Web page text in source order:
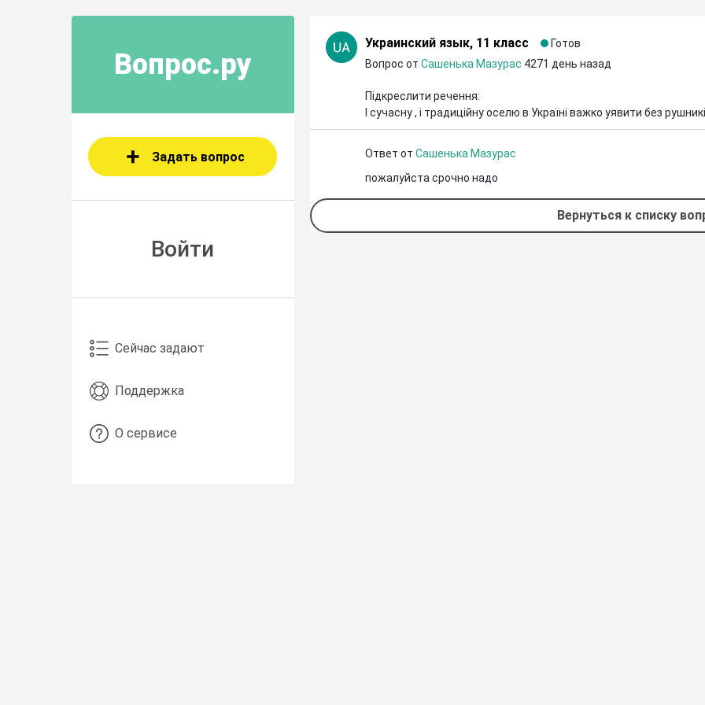
Вопрос.ру
Задать вопрос
Войти
Сейчас задают
Поддержка
О сервисе
Украинский язык, 11 класс
Готов
Вопрос от Сашенька Мазурас 4271 день назад
Підкреслити речення:
І сучасну , і традиційну оселю в Україні важко уявити без
Ответ от Сашенька Мазурас
пожалуйста срочно надо
Вернуться к списку